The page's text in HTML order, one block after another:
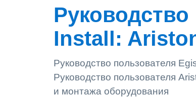
Install:
Руководство пользователя
Руководство пользователя
и монтажа оборудования